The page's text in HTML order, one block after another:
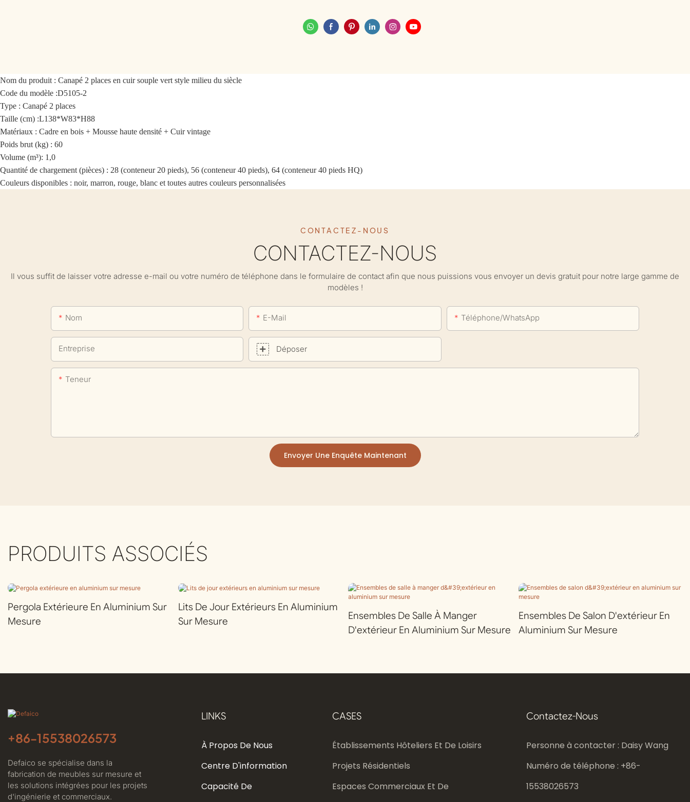
Nom du produit : Canapé 2 places en cuir souple vert style milieu du siècle
Code du modèle :D5105-2
Type : Canapé 2 places
Taille (cm) :L138*W83*H88
Matériaux : Cadre en bois + Mousse haute densité + Cuir vintage
Poids brut (kg) : 60
Volume (m³): 1,0
Quantité de chargement (pièces) : 28 (conteneur 20 pieds), 56 (conteneur 40 pieds), 64 (conteneur 40 pieds HQ)
Couleurs disponibles : noir, marron, rouge, blanc et toutes autres couleurs personnalisées
CONTACTEZ-NOUS
CONTACTEZ-NOUS
Il vous suffit de laisser votre adresse e-mail ou votre numéro de téléphone dans le formulaire de contact afin que nous puissions vous envoyer un devis gratuit pour notre large gamme de
modèles !
Nom E-Mail Téléphone/WhatsApp
Entreprise Déposer
Teneur
Envoyer Une Enquête Maintenant
PRODUITS ASSOCIÉS
Pergola Extérieure En Aluminium Sur
Mesure
Lits De Jour Extérieurs En Aluminium
Sur Mesure
Ensembles De Salle À Manger
D'extérieur En Aluminium Sur Mesure
Ensembles De Salon D'extérieur En
Aluminium Sur Mesure
+86-15538026573
Defaico se spécialise dans la
fabrication de meubles sur mesure et
les solutions intégrées pour les projets
d'ingénierie et commerciaux.
LINKS
À Propos De Nous
Centre D'information
Capacité De
CASES
Établissements Hôteliers Et De Loisirs
Projets Résidentiels
Espaces Commerciaux Et De
Contactez-Nous
Personne à contacter : Daisy Wang
Numéro de téléphone : +86-
15538026573